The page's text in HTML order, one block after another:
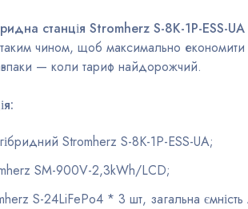
станція Stromherz S-8K-1Р-ESS-UA
чином, щоб максимально
— коли тариф найдорожчий.
Stromherz S-8K-1Р-ESS-UA;
SM-900V-2,3kWh/LCD;
S-24LiFePo4 * 3 шт, загальна